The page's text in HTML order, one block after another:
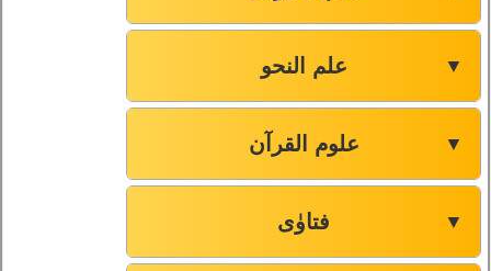
علم النحو ▼
علوم القرآن ▼
فتاوٰی ▼